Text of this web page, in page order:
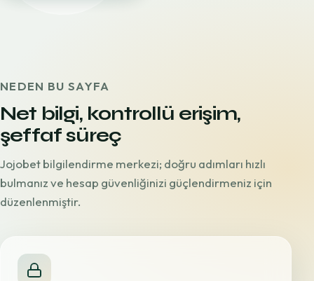
NEDEN BU SAYFA
Net bilgi, kontrollü erişim,
şeffaf süreç
Jojobet bilgilendirme merkezi; doğru adımları hızlı
bulmanız ve hesap güvenliğinizi güçlendirmeniz için
düzenlenmiştir.